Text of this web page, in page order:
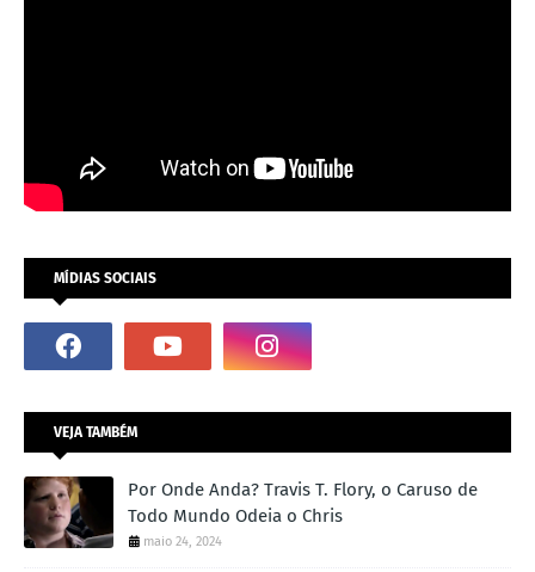
MÍDIAS SOCIAIS
VEJA TAMBÉM
Por Onde Anda? Travis T. Flory, o Caruso de
Todo Mundo Odeia o Chris
maio 24, 2024